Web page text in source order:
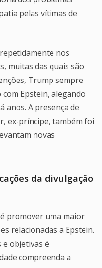
pelas vítimas de
nos
muitas das quais são
Trump sempre
Epstein, alegando
anos. A presença de
ex-príncipe, também foi
novas
da divulgação
promover uma maior
relacionadas a Epstein.
e objetivas é
compreenda a